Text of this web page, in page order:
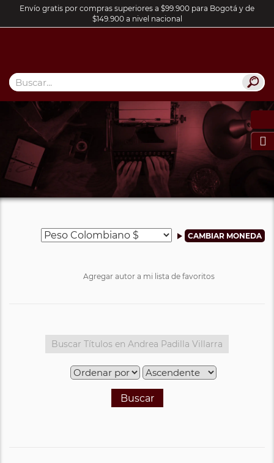
Envío gratis por compras superiores a $99.900 para Bogotá y de
$149.900 a nivel nacional

Agregar autor a mi lista de favoritos
Buscar